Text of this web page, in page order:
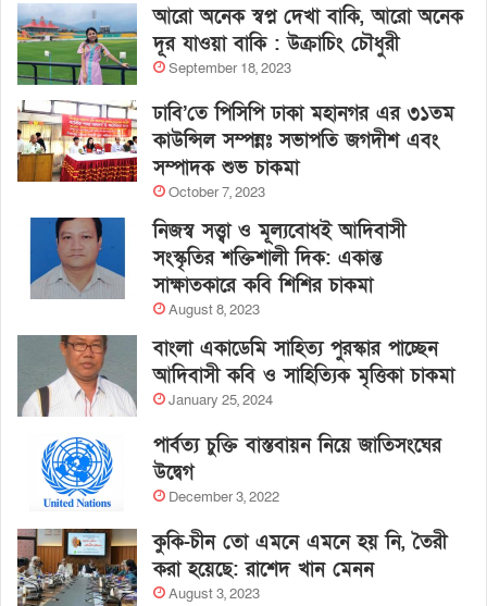
আরো অনেক স্বপ্ন দেখা বাকি, আরো অনেক
দূর যাওয়া বাকি : উক্রাচিং চৌধুরী
September 18, 2023
ঢাবি’তে পিসিপি ঢাকা মহানগর এর ৩১তম
কাউন্সিল সম্পন্নঃ সভাপতি জগদীশ এবং
সম্পাদক শুভ চাকমা
October 7, 2023
নিজস্ব সত্ত্বা ও মূল্যবোধই আদিবাসী
সংস্কৃতির শক্তিশালী দিক: একান্ত
সাক্ষাতকারে কবি শিশির চাকমা
August 8, 2023
বাংলা একাডেমি সাহিত্য পুরস্কার পাচ্ছেন
আদিবাসী কবি ও সাহিত্যিক মৃত্তিকা চাকমা
January 25, 2024
পার্বত্য চুক্তি বাস্তবায়ন নিয়ে জাতিসংঘের
উদ্বেগ
December 3, 2022
কুকি-চীন তো এমনে এমনে হয় নি, তৈরী
করা হয়েছে: রাশেদ খান মেনন
August 3, 2023